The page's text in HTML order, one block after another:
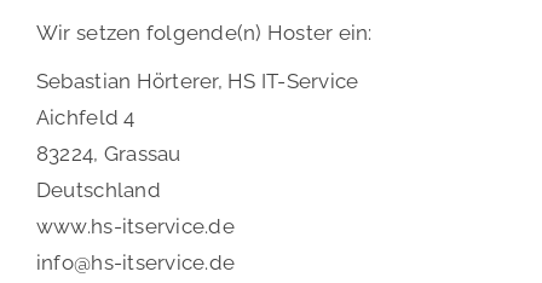
Wir setzen folgende(n) Hoster ein:
Sebastian Hörterer, HS IT-Service
Aichfeld 4
83224, Grassau
Deutschland
www.hs-itservice.de
info@hs-itservice.de